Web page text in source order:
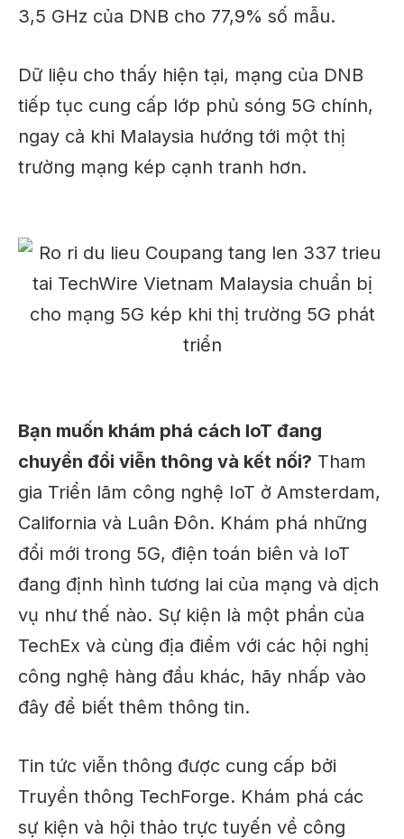
3,5 GHz của DNB cho 77,9% số mẫu.
Dữ liệu cho thấy hiện tại, mạng của DNB
tiếp tục cung cấp lớp phủ sóng 5G chính,
ngay cả khi Malaysia hướng tới một thị
trường mạng kép cạnh tranh hơn.
Bạn muốn khám phá cách IoT đang
chuyển đổi viễn thông và kết nối? Tham
gia Triển lãm công nghệ IoT ở Amsterdam,
California và Luân Đôn. Khám phá những
đổi mới trong 5G, điện toán biên và IoT
đang định hình tương lai của mạng và dịch
vụ như thế nào. Sự kiện là một phần của
TechEx và cùng địa điểm với các hội nghị
công nghệ hàng đầu khác, hãy nhấp vào
đây để biết thêm thông tin.
Tin tức viễn thông được cung cấp bởi
Truyền thông TechForge. Khám phá các
sự kiện và hội thảo trực tuyến về công